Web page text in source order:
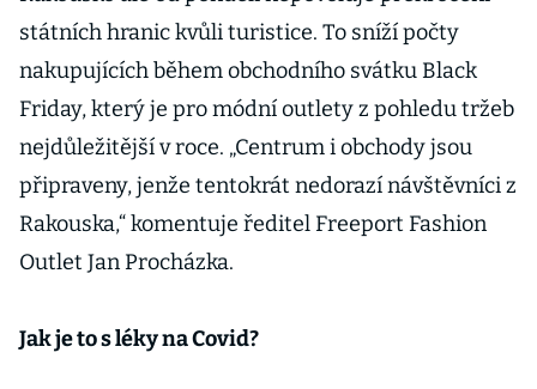
státních hranic kvůli turistice. To sníží počty
nakupujících během obchodního svátku Black
Friday, který je pro módní outlety z pohledu tržeb
nejdůležitější v roce. „Centrum i obchody jsou
připraveny, jenže tentokrát nedorazí návštěvníci z
Rakouska,“ komentuje ředitel Freeport Fashion
Outlet Jan Procházka.
Jak je to s léky na Covid?